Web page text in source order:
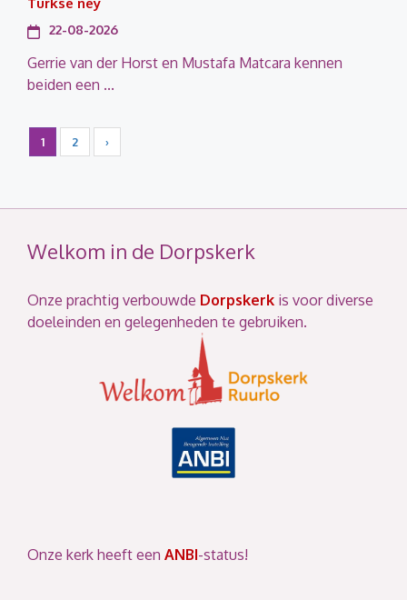
22-08-2026
Gerrie van der Horst en Mustafa Matcara kennen
beiden een ...
1 2 ›
Welkom in de Dorpskerk
Onze prachtig verbouwde Dorpskerk is voor diverse
doeleinden en gelegenheden te gebruiken.
Onze kerk heeft een ANBI-status!